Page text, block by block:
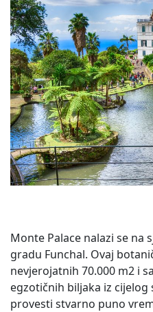
Monte Palace nalazi se na
gradu Funchal. Ovaj
nevjerojatnih 70.000 m2 i
egzotičnih biljaka iz cijelog
provesti stvarno puno